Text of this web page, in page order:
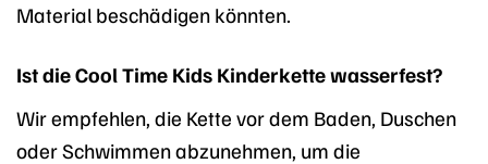
Material beschädigen könnten.
Ist die Cool Time Kids Kinderkette wasserfest?
Wir empfehlen, die Kette vor dem Baden, Duschen
oder Schwimmen abzunehmen, um die